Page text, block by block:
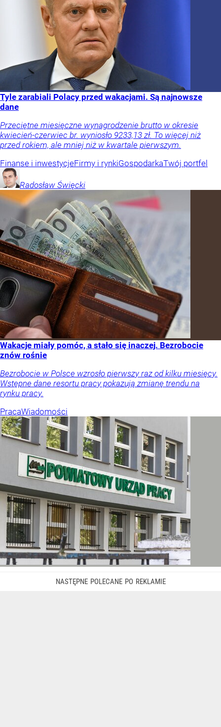
Tyle zarabiali Polacy przed wakacjami. Są najnowsze
dane
Przeciętne miesięczne wynagrodzenie brutto w okresie
kwiecień-czerwiec br. wyniosło 9233,13 zł. To więcej niż
przed rokiem, ale mniej niż w kwartale pierwszym.
Finanse i inwestycjeFirmy i rynkiGospodarkaTwój portfel
Radosław Święcki
Wakacje miały pomóc, a stało się inaczej. Bezrobocie
znów rośnie
Bezrobocie w Polsce wzrosło pierwszy raz od kilku miesięcy.
Wstępne dane resortu pracy pokazują zmianę trendu na
rynku pracy.
PracaWiadomości